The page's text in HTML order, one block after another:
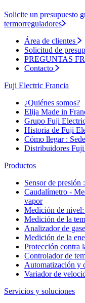
Solicite un presupuesto
termorreguladores
Área de clientes
Solicitud de
PREGUNTAS
Contacto
Fuji Electric Francia
¿Quiénes somos?
Elija Made in
Grupo Fuji
Historia de Fuji
Cómo llegar :
Distribuidores
Productos
Sensor de
Caudalímetro -
vapor
Medición de
Medición de la
Analizador de
Medición de la
Protección contra
Controlador de
Automatización y
Variador de
Servicios y soluciones